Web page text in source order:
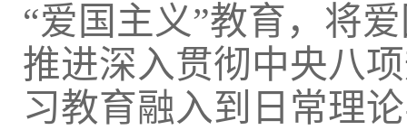
“爱国主义”教育，将
推进深入贯彻中央八
习教育融入到日常理